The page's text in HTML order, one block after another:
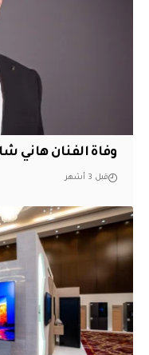
وفاة الفنان هاني شاكر
قبل 3 أشهر